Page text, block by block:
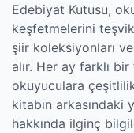
Edebiyat Kutusu,
keşfetmelerini
şiir koleksiyonları
alır. Her ay farklı
okuyuculara
kitabın arkasındaki
hakkında ilginç